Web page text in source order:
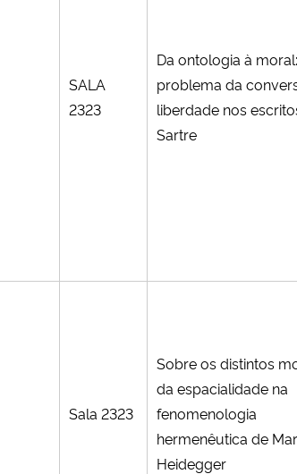
SALA
2323
Da ontologia à
problema da
liberdade nos
Sartre
Sala 2323
Sobre os distintos
da espacialidade na
fenomenologia
hermenêutica de
Heidegger